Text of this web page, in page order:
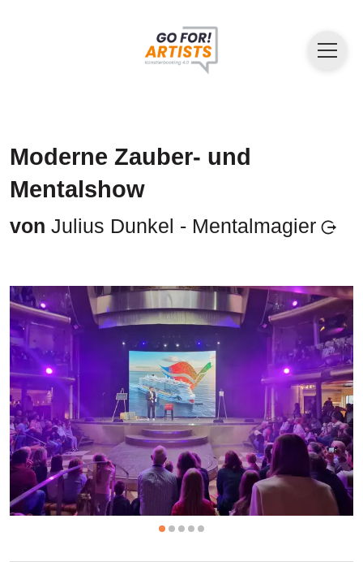
Moderne Zauber- und
Mentalshow
von Julius Dunkel - Mentalmagier